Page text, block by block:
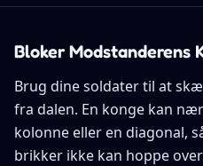
Bloker Modstanderens
Brug dine soldater til at
fra dalen. En konge kan
kolonne eller en diagonal,
brikker ikke kan hoppe